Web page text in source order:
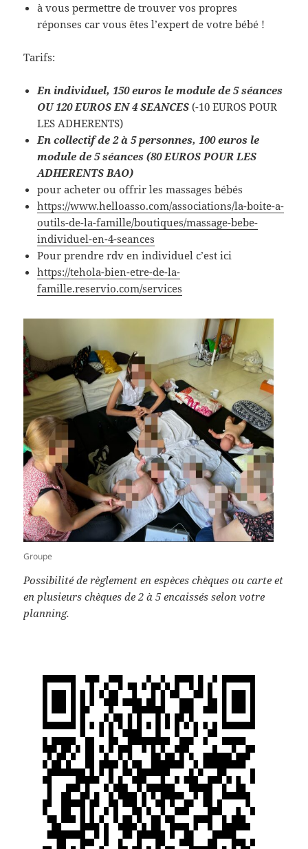
à vous permettre de trouver vos propres
réponses car vous êtes l’expert de votre bébé !
Tarifs:
En individuel, 150 euros le module de 5 séances
OU 120 EUROS EN 4 SEANCES (-10 EUROS POUR
LES ADHERENTS)
En collectif de 2 à 5 personnes, 100 euros le
module de 5 séances (80 EUROS POUR LES
ADHERENTS BAO)
pour acheter ou offrir les massages bébés
https://www.helloasso.com/associations/la-boite-a-
outils-de-la-famille/boutiques/massage-bebe-
individuel-en-4-seances
Pour prendre rdv en individuel c’est ici
https://tehola-bien-etre-de-la-
famille.reservio.com/services
Groupe
Possibilité de règlement en espèces chèques ou carte et
en plusieurs chèques de 2 à 5 encaissés selon votre
planning.